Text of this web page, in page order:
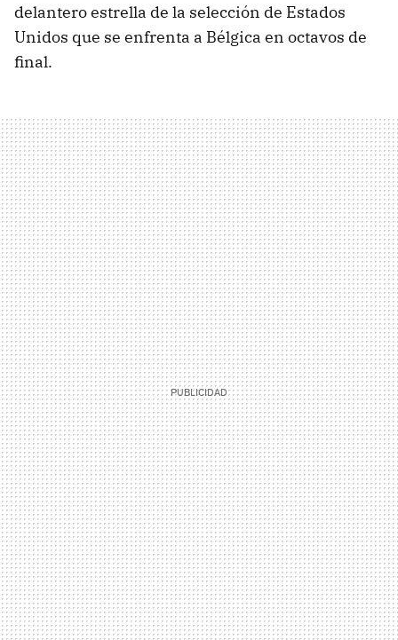
delantero estrella de la selección de Estados
Unidos que se enfrenta a Bélgica en octavos de
final.